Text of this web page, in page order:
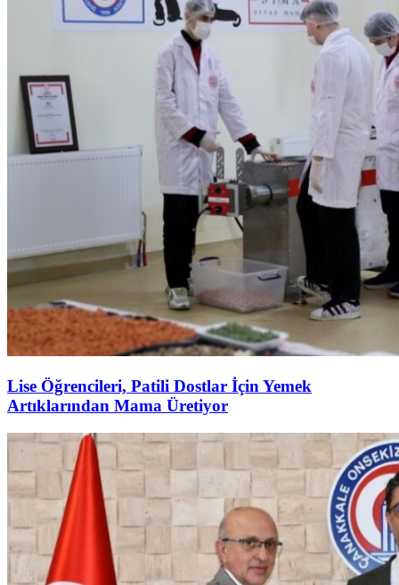
Lise Öğrencileri, Patili Dostlar İçin Yemek
Artıklarından Mama Üretiyor